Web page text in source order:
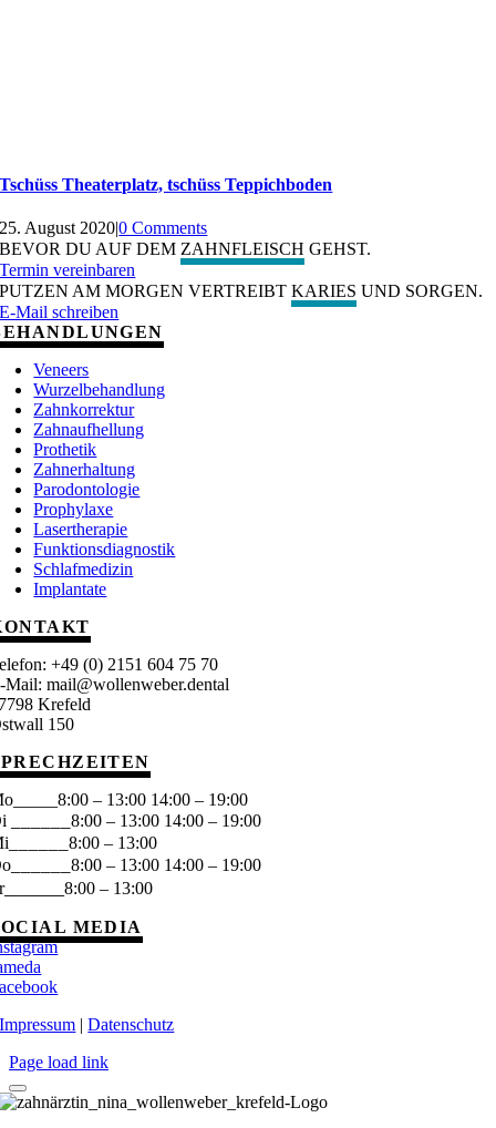
Tschüss Theaterplatz, tschüss Teppichboden
25. August 2020|0 Comments
BEVOR DU AUF DEM ZAHNFLEISCH GEHST.
Termin vereinbaren
PUTZEN AM MORGEN VERTREIBTKARIES UND SORGEN.
E-Mail schreiben
Veneers
Wurzelbehandlung
Zahnkorrektur
Zahnaufhellung
Prothetik
Zahnerhaltung
Parodontologie
Prophylaxe
Lasertherapie
Funktionsdiagnostik
Schlafmedizin
Implantate
+49 (0) 2151 604 75 70
Mail: mail@wollenweber.dental
Krefeld
150
– 13:00 14:00 – 19:00
______8:00 – 13:00 14:00 – 19:00
______8:00 – 13:00
______8:00 – 13:00 14:00 – 19:00
______8:00 – 13:00
MEDIA
Impressum |Datenschutz
Page load link